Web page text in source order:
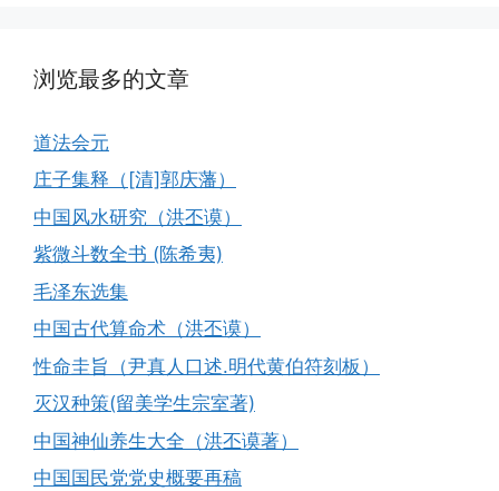
浏览最多的文章
道法会元
庄子集释（[清]郭庆藩）
中国风水研究（洪丕谟）
紫微斗数全书 (陈希夷)
毛泽东选集
中国古代算命术（洪丕谟）
性命圭旨（尹真人口述.明代黄伯符刻板）
灭汉种策(留美学生宗室著)
中国神仙养生大全（洪丕谟著）
中国国民党党史概要再稿